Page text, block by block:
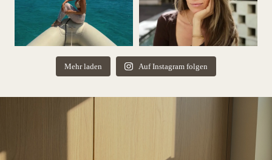
Mehr laden Auf Instagram folgen